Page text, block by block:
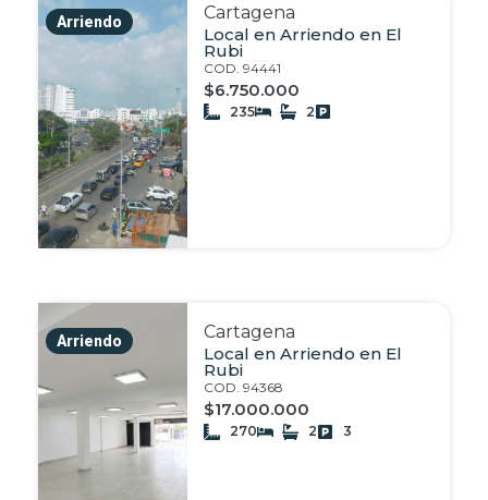
Arriendo
Cartagena
Local en Arriendo en El
Rubi
COD. 94441
$6.750.000
235 2
Arriendo
Cartagena
Local en Arriendo en El
Rubi
COD. 94368
$17.000.000
270 2 3